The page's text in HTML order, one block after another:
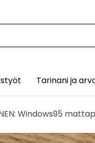
Tarinani ja
Windows95